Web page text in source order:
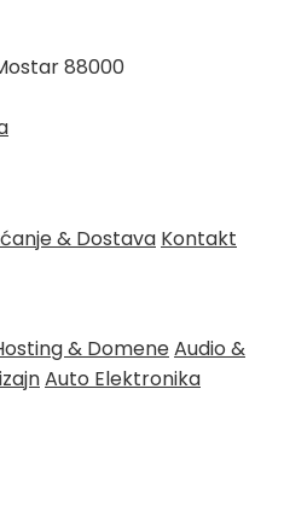
88000
& Dostava Kontakt
& DomeneAudio &
Auto Elektronika